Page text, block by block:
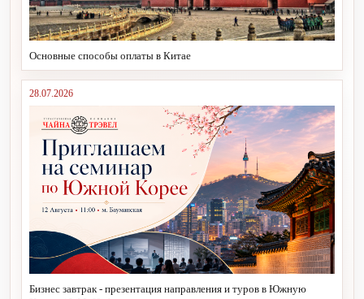
Основные способы оплаты в Китае
28.07.2026
Бизнес завтрак - презентация направления и туров в Южную